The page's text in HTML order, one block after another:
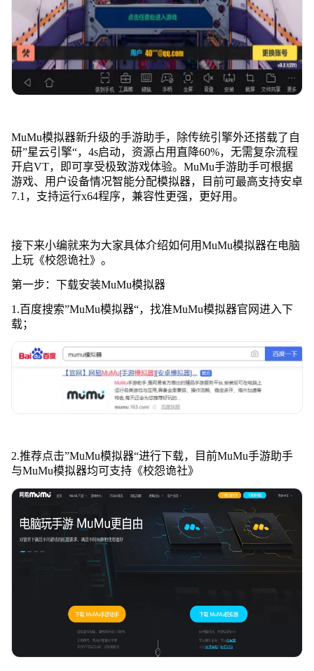
MuMu模拟器新升级的手游助手，除传统引擎外还搭载了自
研”星云引擎“，4s启动，资源占用直降60%，无需复杂流程
开启VT，即可享受极致游戏体验。MuMu手游助手可根据
游戏、用户设备情况智能分配模拟器，目前可最高支持安卓
7.1，支持运行x64程序，兼容性更强，更好用。
接下来小编就来为大家具体介绍如何用MuMu模拟器在电脑
上玩《校怨诡社》。
第一步：下载安装MuMu模拟器
1.百度搜索”MuMu模拟器“，找准MuMu模拟器官网进入下
载；
2.推荐点击”MuMu模拟器“进行下载，目前MuMu手游助手
与MuMu模拟器均可支持《校怨诡社》